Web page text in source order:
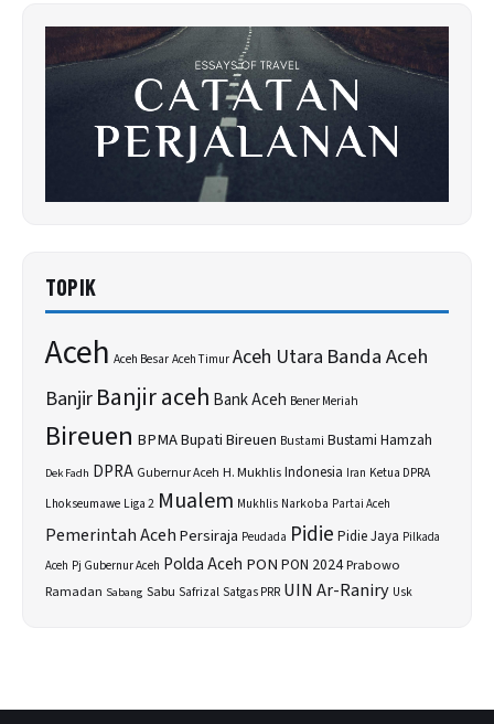
TOPIK
Aceh Aceh Besar Aceh Timur Aceh Utara Banda Aceh
BanjirBanjir aceh Bank Aceh Bener Meriah
Bireuen BPMABupati Bireuen Bustami Bustami Hamzah
Dek Fadh DPRA Gubernur Aceh H. MukhlisIndonesia Iran Ketua DPRA
Lhokseumawe Liga 2 Mualem Mukhlis Narkoba Partai Aceh
Pemerintah AcehPersiraja Peudada Pidie Pidie Jaya Pilkada
Aceh Pj Gubernur Aceh Polda Aceh PON PON 2024Prabowo
Ramadan Sabang Sabu SafrizalSatgas PRR UIN Ar-Raniry Usk